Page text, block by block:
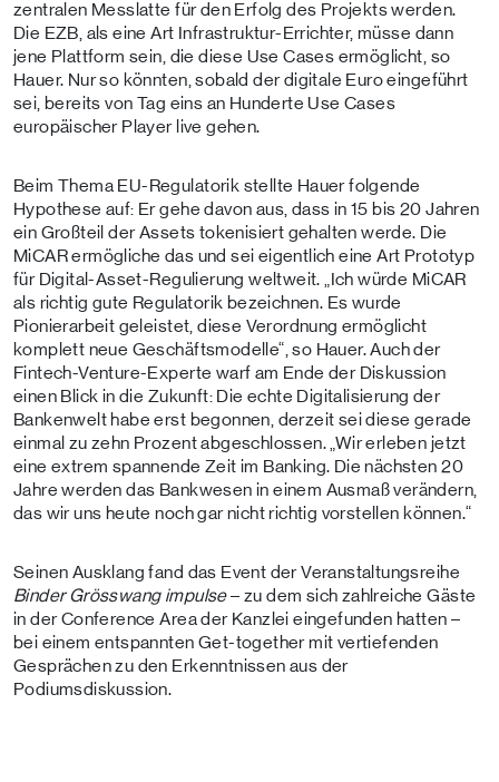
zentralen Messlatte für den Erfolg des Projekts werden.
Die EZB, als eine Art Infrastruktur-Errichter, müsse dann
jene Plattform sein, die diese Use Cases ermöglicht, so
Hauer. Nur so könnten, sobald der digitale Euro eingeführt
sei, bereits von Tag eins an Hunderte Use Cases
europäischer Player live gehen.
Beim Thema EU-Regulatorik stellte Hauer folgende
Hypothese auf: Er gehe davon aus, dass in 15 bis 20 Jahren
ein Großteil der Assets tokenisiert gehalten werde. Die
MiCAR ermögliche das und sei eigentlich eine Art Prototyp
für Digital-Asset-Regulierung weltweit. „Ich würde MiCAR
als richtig gute Regulatorik bezeichnen. Es wurde
Pionierarbeit geleistet, diese Verordnung ermöglicht
komplett neue Geschäftsmodelle“, so Hauer. Auch der
Fintech-Venture-Experte warf am Ende der Diskussion
einen Blick in die Zukunft: Die echte Digitalisierung der
Bankenwelt habe erst begonnen, derzeit sei diese gerade
einmal zu zehn Prozent abgeschlossen. „Wir erleben jetzt
eine extrem spannende Zeit im Banking. Die nächsten 20
Jahre werden das Bankwesen in einem Ausmaß verändern,
das wir uns heute noch gar nicht richtig vorstellen können.“
Seinen Ausklang fand das Event der Veranstaltungsreihe
Binder Grösswang impulse– zu dem sich zahlreiche Gäste
in der Conference Area der Kanzlei eingefunden hatten –
bei einem entspannten Get-together mit vertiefenden
Gesprächen zu den Erkenntnissen aus der
Podiumsdiskussion.